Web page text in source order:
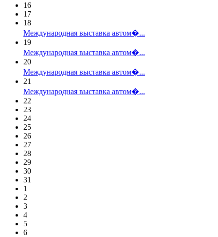
16
17
18
Международная выставка автом�...
19
Международная выставка автом�...
20
Международная выставка автом�...
21
Международная выставка автом�...
22
23
24
25
26
27
28
29
30
31
1
2
3
4
5
6